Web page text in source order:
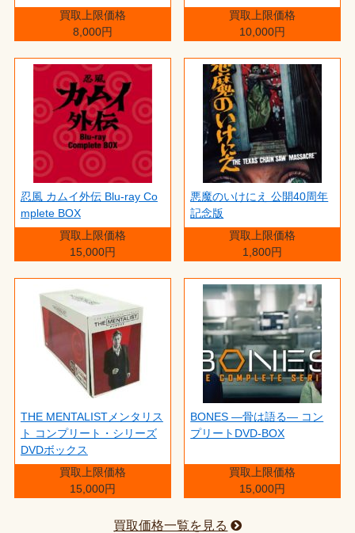
買取上限価格
8,000円
買取上限価格
10,000円
忍風 カムイ外伝 Blu-ray Co
mplete BOX
買取上限価格
15,000円
悪魔のいけにえ 公開40周年
記念版
買取上限価格
1,800円
THE MENTALISTメンタリス
ト コンプリート・シリーズ
DVDボックス
買取上限価格
15,000円
BONES ―骨は語る― コン
プリートDVD-BOX
買取上限価格
15,000円
買取価格一覧を見る